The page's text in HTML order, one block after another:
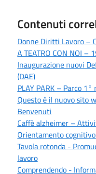
Contenuti
Donne Diritti Lavoro –
A TEATRO CON NOI –
Inaugurazione nuovi
(DAE)
PLAY PARK – Parco
Questo è il nuovo sito
Benvenuti
Caffè alzheimer –
Orientamento
Tavola rotonda -
lavoro
Comprendendo -